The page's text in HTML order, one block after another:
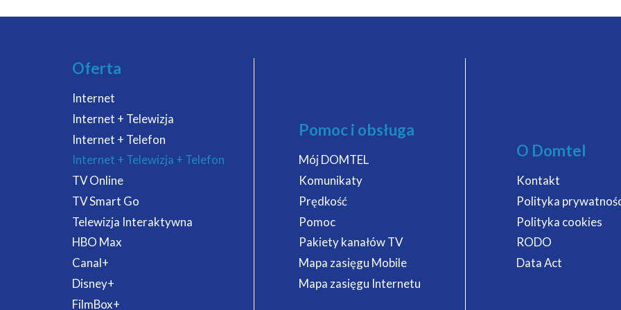
Oferta
Internet
Internet + Telewizja
Internet + Telefon
Internet + Telewizja + Telefon
TV Online
TV Smart Go
Telewizja Interaktywna
HBO Max
Canal+
Disney+
FilmBox+
Pomoc i obsługa
Mój DOMTEL
Komunikaty
Prędkość
Pomoc
Pakiety kanałów TV
Mapa zasięgu Mobile
Mapa zasięgu Internetu
O Domtel
Kontakt
Polityka
Polityka cookies
RODO
Data Act